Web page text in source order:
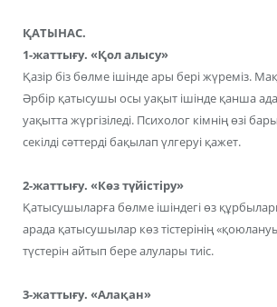
ҚАТЫНАС.
1-жаттығу. «Қол алысу»
Қазір біз бөлме ішінде ары бері жүреміз.
Әрбір қатысушы осы уақыт ішінде қанша
уақытта жүргізіледі. Психолог кімнің өзі
секілді сәттерді бақылап үлгеруі қажет.
2-жаттығу. «Көз түйістіру»
Қатысушыларға бөлме ішіндегі өз
арада қатысушылар көз тістерінің
түстерін айтып бере алулары тиіс.
3-жаттығу. «Алақан»